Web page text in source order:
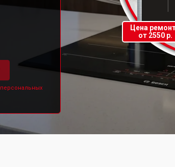
персональных
Цена
от 2550 р.